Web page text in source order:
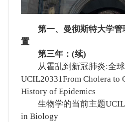
第一、曼彻斯特大学管
置
第三年：(续)
从霍乱到新冠肺炎:全球
UCIL20331From Cholera to
History of Epidemics
生物学的当前主题
in Biology